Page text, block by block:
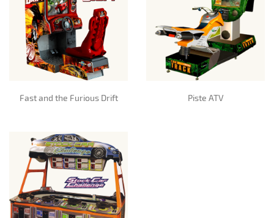
Fast and the Furious Drift Piste ATV